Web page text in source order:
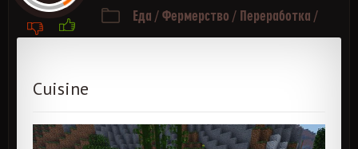
Еда / Фермерство / Переработка /
Cuisine